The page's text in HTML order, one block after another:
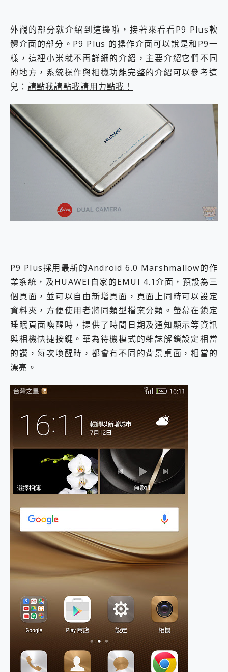
外觀的部分就介紹到這邊啦，接著來看看P9 Plus軟
體介面的部分。P9 Plus 的操作介面可以說是和P9一
樣，這裡小米就不再詳細的介紹，主要介紹它們不同
的地方，系統操作與相機功能完整的介紹可以參考這
兒： 請點我請點我請用力點我！
P9 Plus採用最新的Android 6.0 Marshmallow的作
業系統，及HUAWEI自家的EMUI 4.1介面，預設為三
個頁面，並可以自由新增頁面，頁面上同時可以設定
資料夾，方便使用者將同類型檔案分類。螢幕在鎖定
睡眠頁面喚醒時，提供了時間日期及通知顯示等資訊
與相機快捷按鍵。華為待機模式的雜誌解鎖設定相當
的讚，每次喚醒時，都會有不同的背景桌面，相當的
漂亮。